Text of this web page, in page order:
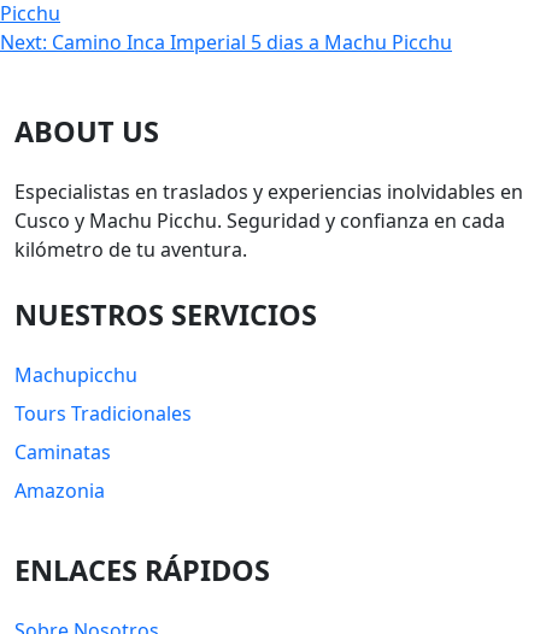
Picchu
Next: Camino Inca Imperial 5 dias a Machu Picchu
ABOUT US
Especialistas en traslados y experiencias inolvidables en
Cusco y Machu Picchu. Seguridad y confianza en cada
kilómetro de tu aventura.
NUESTROS SERVICIOS
Machupicchu
Tours Tradicionales
Caminatas
Amazonia
ENLACES RÁPIDOS